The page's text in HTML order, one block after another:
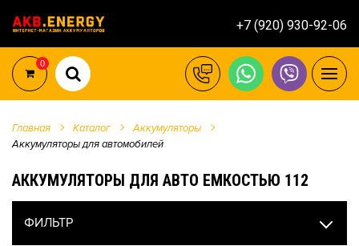
+7 (920) 930-92-06
0
Главная Каталог
Аккумуляторы
Аккумуляторы для автомобилей
АККУМУЛЯТОРЫ ДЛЯ АВТО ЕМКОСТЬЮ 112
ФИЛЬТР